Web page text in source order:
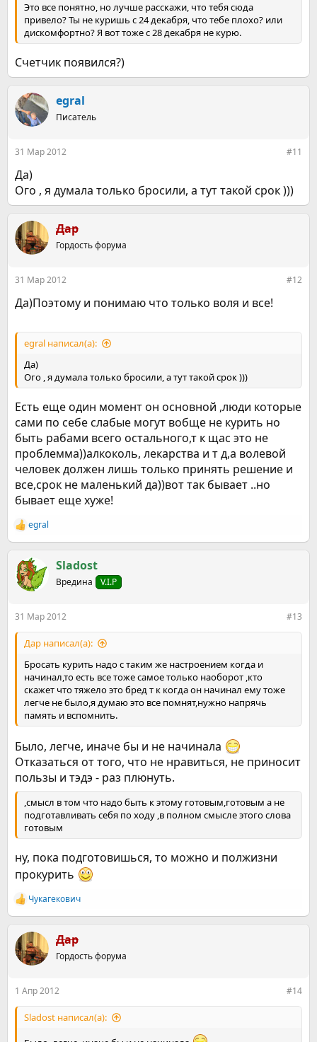
Это все понятно, но лучше расскажи, что тебя сюда
привело? Ты не куришь с 24 декабря, что тебе плохо? или
дискомфортно? Я вот тоже с 28 декабря не курю.
Счетчик появился?)
egral
Писатель
31 Мар 2012 #11
Да)
Ого , я думала только бросили, а тут такой срок )))
Дар
Гордость форума
31 Мар 2012 #12
Да)Поэтому и понимаю что только воля и все!
egral написал(а):
Да)
Ого , я думала только бросили, а тут такой срок )))
Есть еще один момент он основной ,люди которые
сами по себе слабые могут вобще не курить но
быть рабами всего остального,т к щас это не
проблемма))алкоколь, лекарства и т д,а волевой
человек должен лишь только принять решение и
все,срок не маленький да))вот так бывает ..но
бывает еще хуже!
Р
е
к
ц
и
egral
Sladost
Вредина V.I.P
31 Мар 2012 #13
Дар написал(а):
Бросать курить надо с таким же настроением когда и
начинал,то есть все тоже самое только наоборот ,кто
скажет что тяжело это бред т к когда он начинал ему тоже
легче не было,я думаю это все помнят,нужно напрячь
память и вспомнить.
Было, легче, иначе бы и не начинала
Отказаться от того, что не нравиться, не приносит
пользы и тэдэ - раз плюнуть.
,смысл в том что надо быть к этому готовым,готовым а не
подготавливать себя по ходу ,в полном смысле этого слова
готовым
ну, пока подготовишься, то можно и полжизни
прокурить
Р
е
к
ц
и
Чукагекович
Дар
Гордость форума
1 Апр 2012 #14
Sladost написал(а):